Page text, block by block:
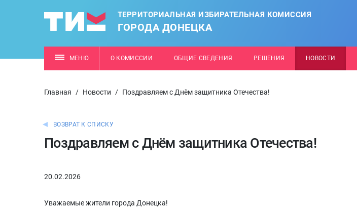
ТЕРРИТОРИАЛЬНАЯ ИЗБИРАТЕЛЬНАЯ КОМИССИЯ
ГОРОДА ДОНЕЦКА
МЕНЮ О КОМИССИИ ОБЩИЕ СВЕДЕНИЯ РЕШЕНИЯ НОВОСТИ
Главная / Новости / Поздравляем с Днём защитника Отечества!
ВОЗВРАТ К СПИСКУ
Поздравляем с Днём защитника Отечества!
20.02.2026
Уважаемые жители города Донецка!